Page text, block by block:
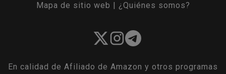
Mapa de sitio web
¿Quiénes somos?
En calidad de Afiliado de Amazon y otros programas